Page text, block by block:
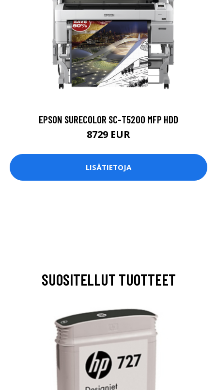
EPSON SURECOLOR SC-T5200 MFP HDD
8729 EUR
LISÄTIETOJA
SUOSITELLUT TUOTTEET